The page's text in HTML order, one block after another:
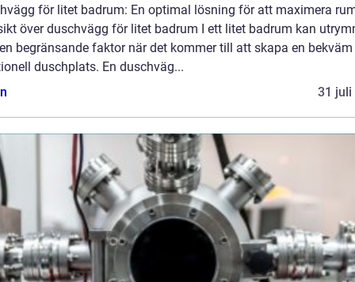
för litet badrum: En optimal lösning för att maximera
över duschvägg för litet badrum I ett litet badrum kan
begränsande faktor när det kommer till att skapa en
duschplats. En duschväg...
31 juli